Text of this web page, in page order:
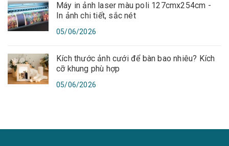
Máy in ảnh laser màu poli 127cmx254cm -
In ảnh chi tiết, sắc nét
05/06/2026
Kích thước ảnh cưới để bàn bao nhiêu? Kích
cỡ khung phù hợp
05/06/2026